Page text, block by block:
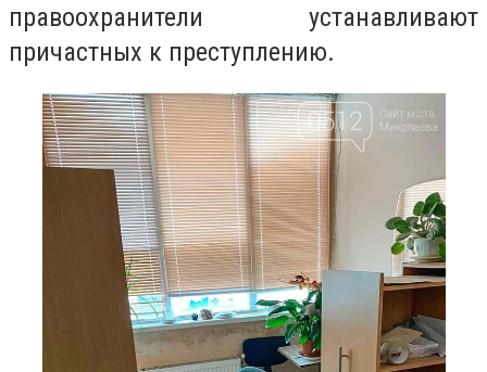
правоохранители устанавливают
причастных к преступлению.